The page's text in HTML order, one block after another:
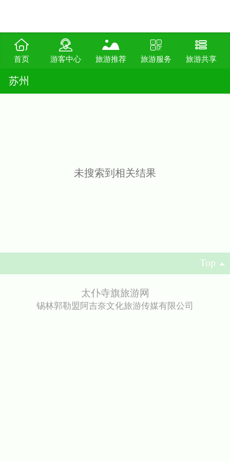
首页 游客中心 旅游推荐 旅游服务 旅游共享
苏州
未搜索到相关结果
Top
太仆寺旗旅游网
锡林郭勒盟阿吉奈文化旅游传媒有限公司